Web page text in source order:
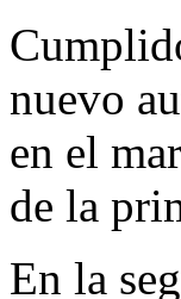
nuevo
en el
de la
En la